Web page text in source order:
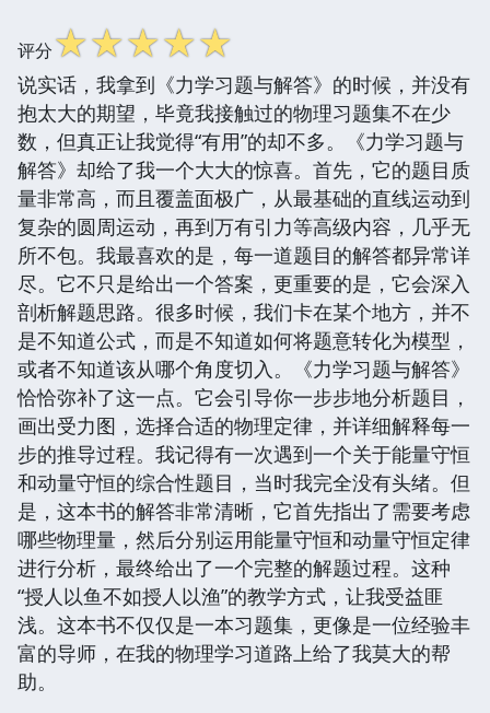
评分☆☆☆☆☆
说实话，我拿到《力学习题与解答》的时候，并没有
抱太大的期望，毕竟我接触过的物理习题集不在少
数，但真正让我觉得“有用”的却不多。《力学习题与
解答》却给了我一个大大的惊喜。首先，它的题目质
量非常高，而且覆盖面极广，从最基础的直线运动到
复杂的圆周运动，再到万有引力等高级内容，几乎无
所不包。我最喜欢的是，每一道题目的解答都异常详
尽。它不只是给出一个答案，更重要的是，它会深入
剖析解题思路。很多时候，我们卡在某个地方，并不
是不知道公式，而是不知道如何将题意转化为模型，
或者不知道该从哪个角度切入。《力学习题与解答》
恰恰弥补了这一点。它会引导你一步步地分析题目，
画出受力图，选择合适的物理定律，并详细解释每一
步的推导过程。我记得有一次遇到一个关于能量守恒
和动量守恒的综合性题目，当时我完全没有头绪。但
是，这本书的解答非常清晰，它首先指出了需要考虑
哪些物理量，然后分别运用能量守恒和动量守恒定律
进行分析，最终给出了一个完整的解题过程。这种
“授人以鱼不如授人以渔”的教学方式，让我受益匪
浅。这本书不仅仅是一本习题集，更像是一位经验丰
富的导师，在我的物理学习道路上给了我莫大的帮
助。